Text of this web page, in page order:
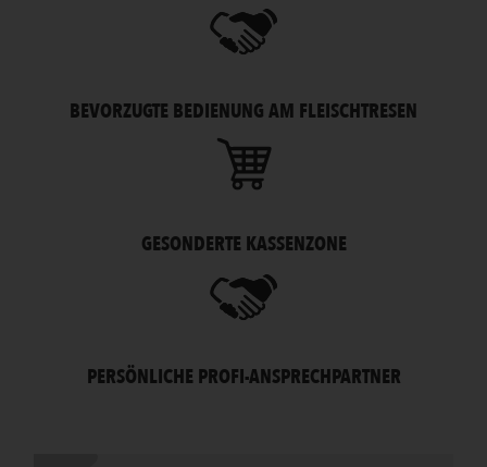
BEVORZUGTE BEDIENUNG AM FLEISCHTRESEN
GESONDERTE KASSENZONE
PERSÖNLICHE PROFI-ANSPRECHPARTNER